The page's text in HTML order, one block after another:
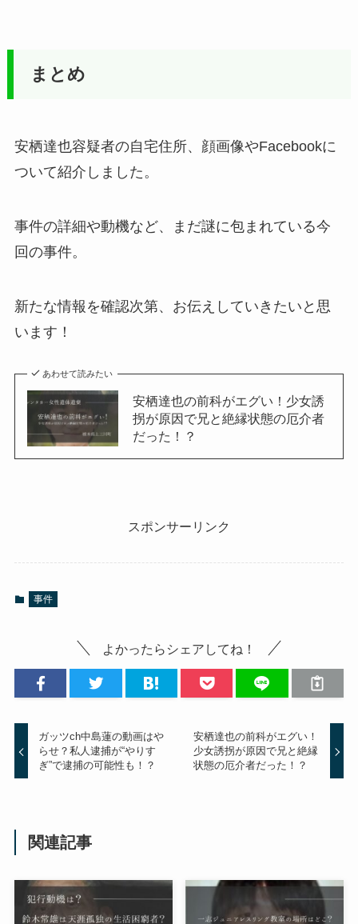
まとめ
安栖達也容疑者の自宅住所、顔画像やFacebookに
ついて紹介しました。
事件の詳細や動機など、まだ謎に包まれている今
回の事件。
新たな情報を確認次第、お伝えしていきたいと思
います！
あわせて読みたい
安栖達也の前科がエグい！少女誘
拐が原因で兄と絶縁状態の厄介者
だった！？
スポンサーリンク
事件
よかったらシェアしてね！
ガッツch中島蓮の動画はや
らせ？私人逮捕が“やりす
ぎ”で逮捕の可能性も！？
安栖達也の前科がエグい！
少女誘拐が原因で兄と絶縁
状態の厄介者だった！？
関連記事